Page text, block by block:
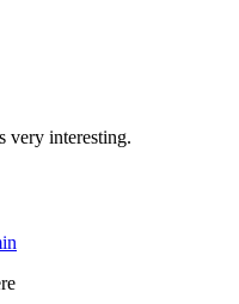
very interesting.